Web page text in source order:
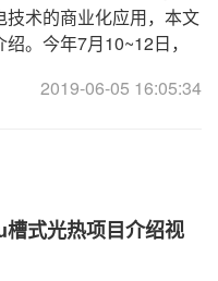
术的商业化应用，本文
。今年7月10~12日，
国际光热大会暨
2019-06-05 16:05:34
式光热项目介绍视